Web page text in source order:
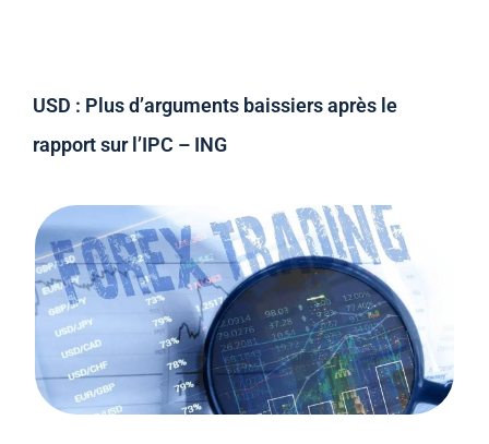
USD : Plus d’arguments baissiers après le
rapport sur l’IPC – ING